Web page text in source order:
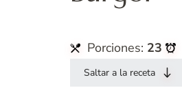
Porciones: 23
Saltar a la receta